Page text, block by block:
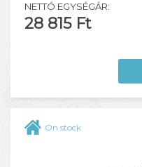
NETTÓ EGYSÉGÁR:
28 815 Ft
On stock